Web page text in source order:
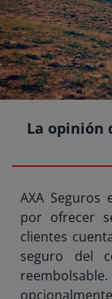
La opinión
AXA Seguros
por ofrecer
clientes
seguro del